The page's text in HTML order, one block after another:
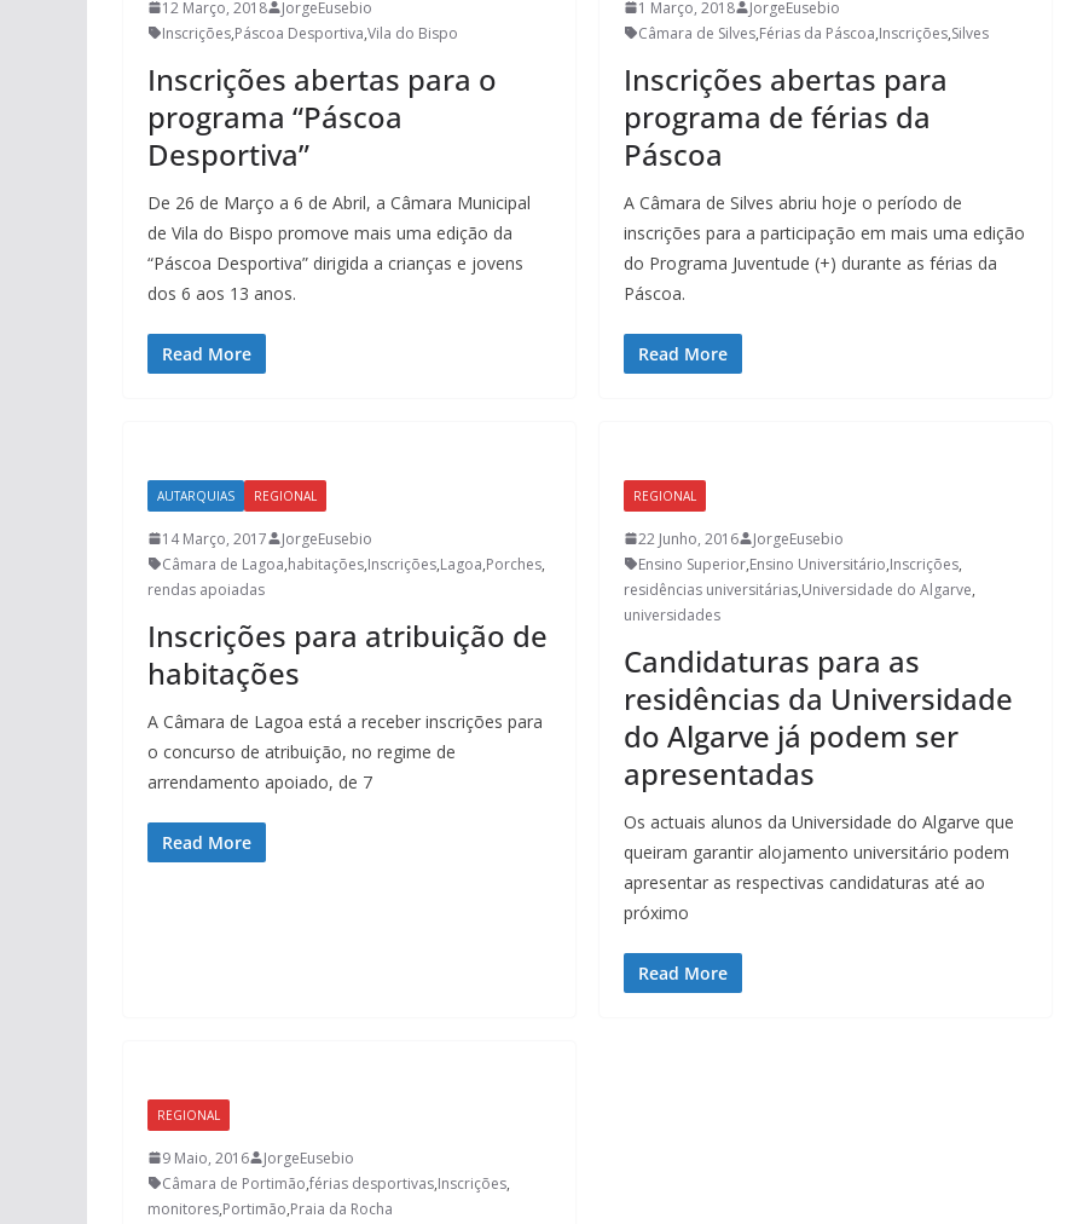
12 Março, 2018
JorgeEusebio
Inscrições,Páscoa Desportiva,Vila do Bispo
Inscrições abertas para o
programa “Páscoa
Desportiva”
De 26 de Março a 6 de Abril, a Câmara Municipal
de Vila do Bispo promove mais uma edição da
“Páscoa Desportiva” dirigida a crianças e jovens
dos 6 aos 13 anos.
Read More
1 Março, 2018
JorgeEusebio
Câmara de Silves,Férias da Páscoa,Inscrições,Silves
Inscrições abertas para
programa de férias da
Páscoa
A Câmara de Silves abriu hoje o período de
inscrições para a participação em mais uma edição
do Programa Juventude (+) durante as férias da
Páscoa.
Read More
AUTARQUIAS REGIONAL
14 Março, 2017
JorgeEusebio
Câmara de Lagoa,habitações,Inscrições,Lagoa,Porches,
rendas apoiadas
Inscrições para atribuição de
habitações
A Câmara de Lagoa está a receber inscrições para
o concurso de atribuição, no regime de
arrendamento apoiado, de 7
Read More
REGIONAL
22 Junho, 2016
JorgeEusebio
Ensino Superior,Ensino Universitário,Inscrições,
residências universitárias,Universidade do Algarve,
universidades
Candidaturas para as
residências da Universidade
do Algarve já podem ser
apresentadas
Os actuais alunos da Universidade do Algarve que
queiram garantir alojamento universitário podem
apresentar as respectivas candidaturas até ao
próximo
Read More
REGIONAL
9 Maio, 2016
JorgeEusebio
Câmara de Portimão,férias desportivas,Inscrições,
monitores,Portimão,Praia da Rocha